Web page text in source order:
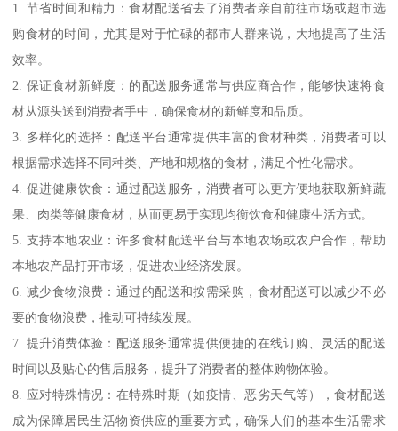
1. 节省时间和精力：食材配送省去了消费者亲自前往市场或超市选
购食材的时间，尤其是对于忙碌的都市人群来说，大地提高了生活
效率。
2. 保证食材新鲜度：的配送服务通常与供应商合作，能够快速将食
材从源头送到消费者手中，确保食材的新鲜度和品质。
3. 多样化的选择：配送平台通常提供丰富的食材种类，消费者可以
根据需求选择不同种类、产地和规格的食材，满足个性化需求。
4. 促进健康饮食：通过配送服务，消费者可以更方便地获取新鲜蔬
果、肉类等健康食材，从而更易于实现均衡饮食和健康生活方式。
5. 支持本地农业：许多食材配送平台与本地农场或农户合作，帮助
本地农产品打开市场，促进农业经济发展。
6. 减少食物浪费：通过的配送和按需采购，食材配送可以减少不必
要的食物浪费，推动可持续发展。
7. 提升消费体验：配送服务通常提供便捷的在线订购、灵活的配送
时间以及贴心的售后服务，提升了消费者的整体购物体验。
8. 应对特殊情况：在特殊时期（如疫情、恶劣天气等），食材配送
成为保障居民生活物资供应的重要方式，确保人们的基本生活需求